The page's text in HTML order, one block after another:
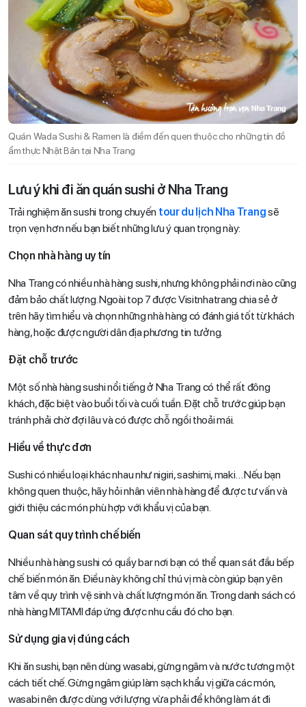
Quán Wada Sushi & Ramen là điểm đến quen thuộc cho những tín đồ
ẩm thực Nhật Bản tại Nha Trang
Lưu ý khi đi ăn quán sushi ở Nha Trang
Trải nghiệm ăn sushi trong chuyến tour du lịch Nha Trangsẽ
trọn vẹn hơn nếu bạn biết những lưu ý quan trọng này:
Chọn nhà hàng uy tín
Nha Trang có nhiều nhà hàng sushi, nhưng không phải nơi nào cũng
đảm bảo chất lượng. Ngoài top 7 được Visitnhatrang chia sẻ ở
trên hãy tìm hiểu và chọn những nhà hàng có đánh giá tốt từ khách
hàng, hoặc được người dân địa phương tin tưởng.
Đặt chỗ trước
Một số nhà hàng sushi nổi tiếng ở Nha Trang có thể rất đông
khách, đặc biệt vào buổi tối và cuối tuần. Đặt chỗ trước giúp bạn
tránh phải chờ đợi lâu và có được chỗ ngồi thoải mái.
Hiểu về thực đơn
Sushi có nhiều loại khác nhau như nigiri, sashimi, maki… Nếu bạn
không quen thuộc, hãy hỏi nhân viên nhà hàng để được tư vấn và
giới thiệu các món phù hợp với khẩu vị của bạn.
Quan sát quy trình chế biến
Nhiều nhà hàng sushi có quầy bar nơi bạn có thể quan sát đầu bếp
chế biến món ăn. Điều này không chỉ thú vị mà còn giúp bạn yên
tâm về quy trình vệ sinh và chất lượng món ăn. Trong danh sách có
nhà hàng MITAMI đáp ứng được nhu cầu đó cho bạn.
Sử dụng gia vị đúng cách
Khi ăn sushi, bạn nên dùng wasabi, gừng ngâm và nước tương một
cách tiết chế. Gừng ngâm giúp làm sạch khẩu vị giữa các món,
wasabi nên được dùng với lượng vừa phải để không làm át đi